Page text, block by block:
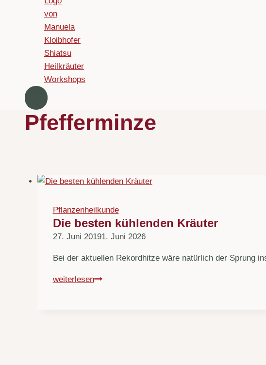
Pfefferminze
Pflanzenheilkunde
Die besten kühlenden Kräuter
27. Juni 20191. Juni 2026
Bei der aktuellen Rekordhitze wäre natürlich der Sprung
weiterlesenDie